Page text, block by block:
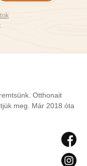
is az
:)
Otthonait
meg. Már 2018 óta